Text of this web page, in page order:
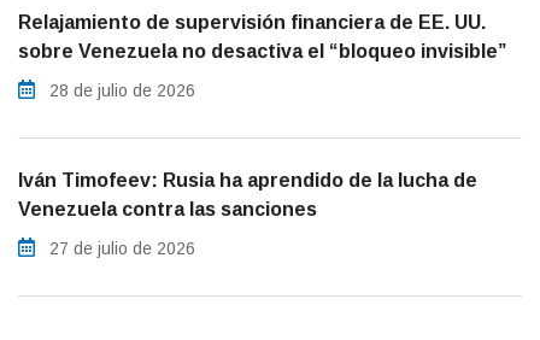
Relajamiento de supervisión financiera de EE. UU.
sobre Venezuela no desactiva el “bloqueo invisible”
28 de julio de 2026
Iván Timofeev: Rusia ha aprendido de la lucha de
Venezuela contra las sanciones
27 de julio de 2026